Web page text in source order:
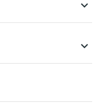

